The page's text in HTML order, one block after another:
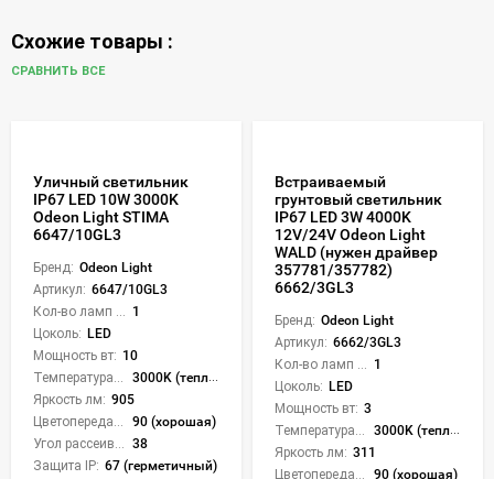
Схожие товары :
СРАВНИТЬ ВСЕ
Уличный светильник
IP67 LED 10W 3000K
Odeon Light STIMA
6647/10GL3
Бренд: Odeon Light
Артикул: 6647/10GL3
1
Цоколь: LED
Мощность вт: 10
3000K (теплый)
Яркость лм: 905
90 (хорошая)
38
Защита IP: 67 (герметичный)
Встраиваемый
грунтовый светильник
IP67 LED 3W 4000K
12V/24V Odeon Light
WALD (нужен драйвер
357781/357782)
6662/3GL3
Бренд: Odeon Light
Артикул: 6662/3GL3
1
Цоколь: LED
Мощность вт: 3
3000K (теплый)
Яркость лм: 311
90 (хорошая)